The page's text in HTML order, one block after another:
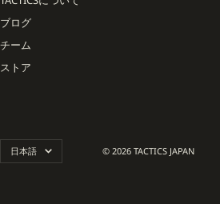
ブログ
チーム
ストア
語
日本語 © 2026 TACTICS JAPAN